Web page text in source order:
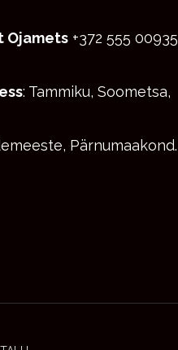
Ojamets +372 555 00935
: Tammiku, Soometsa,
Pärnumaakond.